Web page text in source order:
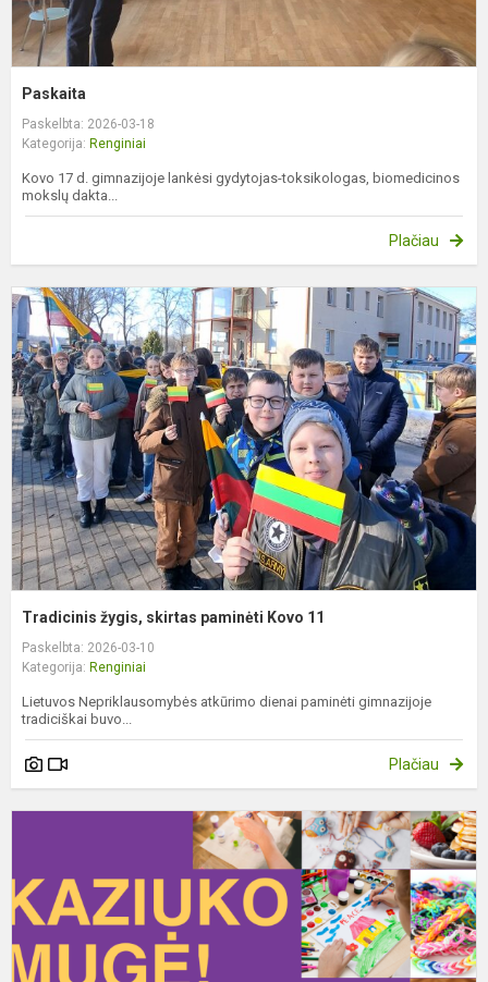
Paskaita
Paskelbta: 2026-03-18
Kategorija: Renginiai
Kovo 17 d. gimnazijoje lankėsi gydytojas-toksikologas, biomedicinos
mokslų dakta...
Plačiau
Tradicinis žygis, skirtas paminėti Kovo 11
Paskelbta: 2026-03-10
Kategorija: Renginiai
Lietuvos Nepriklausomybės atkūrimo dienai paminėti gimnazijoje
tradiciškai buvo...
Plačiau